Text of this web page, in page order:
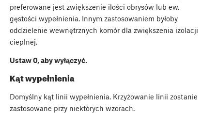
preferowane jest zwiększenie ilości obrysów lub ew.
gęstości wypełnienia. Innym zastosowaniem byłoby
oddzielenie wewnętrznych komór dla zwiększenia izolacji
cieplnej.
Ustaw 0, aby wyłączyć.
Kąt wypełnienia
Domyślny kąt linii wypełnienia. Krzyżowanie linii zostanie
zastosowane przy niektórych wzorach.